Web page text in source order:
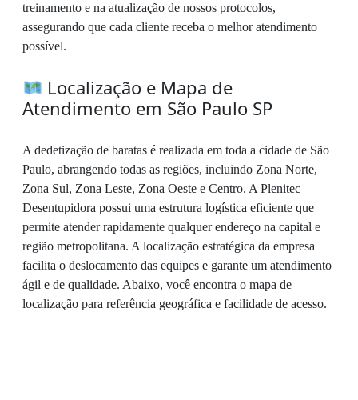
treinamento e na atualização de nossos protocolos,
assegurando que cada cliente receba o melhor atendimento
possível.
Localização e Mapa de
Atendimento em São Paulo SP
A dedetização de baratas é realizada em toda a cidade de São
Paulo, abrangendo todas as regiões, incluindo Zona Norte,
Zona Sul, Zona Leste, Zona Oeste e Centro. A Plenitec
Desentupidora possui uma estrutura logística eficiente que
permite atender rapidamente qualquer endereço na capital e
região metropolitana. A localização estratégica da empresa
facilita o deslocamento das equipes e garante um atendimento
ágil e de qualidade. Abaixo, você encontra o mapa de
localização para referência geográfica e facilidade de acesso.